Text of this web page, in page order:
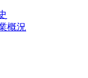
概況